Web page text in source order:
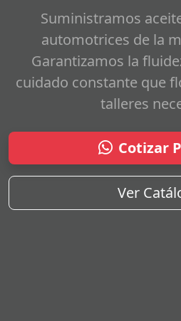
Suministramos
automotrices de la
Garantizamos la
cuidado constante que
talleres
Cotizar
Ver